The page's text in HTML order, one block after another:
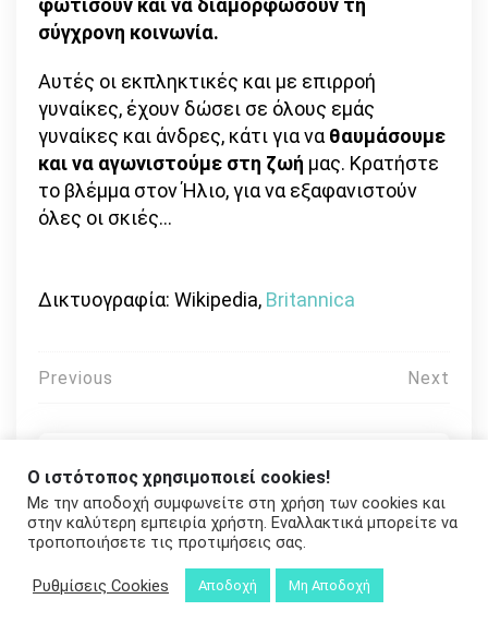
φωτίσουν και να διαμορφώσουν τη
σύγχρονη κοινωνία.
Αυτές οι εκπληκτικές και με επιρροή
γυναίκες, έχουν δώσει σε όλους εμάς
γυναίκες και άνδρες, κάτι για ναθαυμάσουμε
και να αγωνιστούμε στη ζωή μας. Κρατήστε
το βλέμμα στον Ήλιο, για να εξαφανιστούν
όλες οι σκιές…
Δικτυογραφία: Wikipedia, Britannica
Πλοήγηση
Previous Next
Βασιλική Παπαδάτου
Ο ιστότοπος χρησιμοποιεί cookies!
Με την αποδοχή συμφωνείτε στη χρήση των cookies και
στην καλύτερη εμπειρία χρήστη. Εναλλακτικά μπορείτε να
τροποποιήσετε τις προτιμήσεις σας.
Ρυθμίσεις Cookies Αποδοχή Μη Αποδοχή